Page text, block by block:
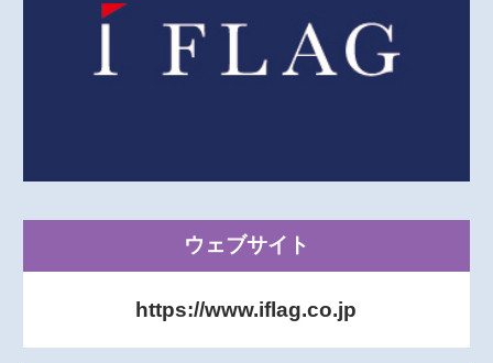
ウェブサイト
https://www.iflag.co.jp